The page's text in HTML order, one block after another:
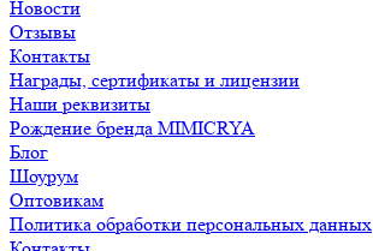
Новости
Отзывы
Контакты
Награды, сертификаты и лицензии
Наши реквизиты
Рождение бренда MIMICRYA
Блог
Шоурум
Оптовикам
Политика обработки персональных данных